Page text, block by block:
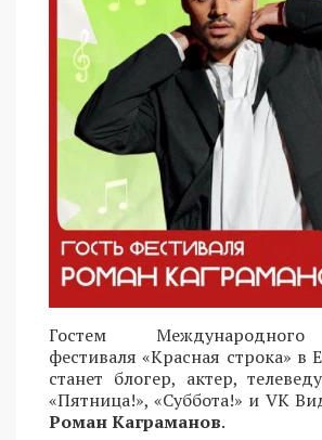
Гостем
фестиваля «Красная строка» в
станет блогер, актер,
«Пятница!», «Суббота!» и VK
Роман Каграманов.